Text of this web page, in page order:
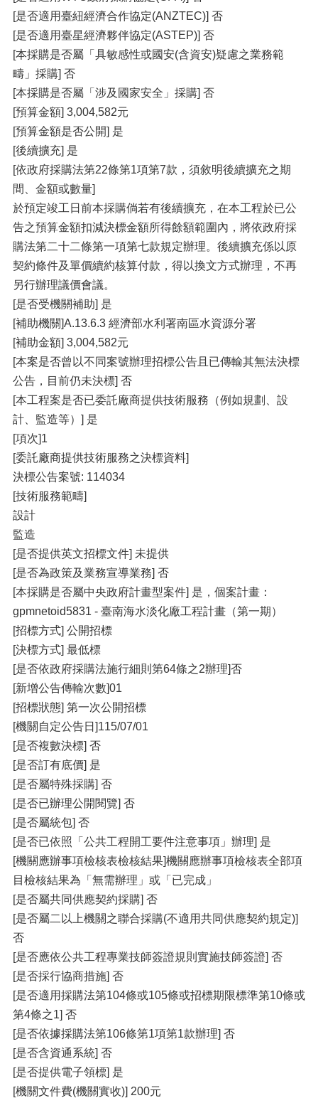
[是否適用臺紐經濟合作協定(ANZTEC)] 否
[是否適用臺星經濟夥伴協定(ASTEP)] 否
[本採購是否屬「具敏感性或國安(含資安)疑慮之業務範
疇」採購] 否
[本採購是否屬「涉及國家安全」採購] 否
[預算金額] 3,004,582元
[預算金額是否公開] 是
[後續擴充] 是
[依政府採購法第22條第1項第7款，須敘明後續擴充之期
間、金額或數量]
於預定竣工日前本採購倘若有後續擴充，在本工程於已公
告之預算金額扣減決標金額所得餘額範圍內，將依政府採
購法第二十二條第一項第七款規定辦理。後續擴充係以原
契約條件及單價續約核算付款，得以換文方式辦理，不再
另行辦理議價會議。
[是否受機關補助] 是
[補助機關]A.13.6.3 經濟部水利署南區水資源分署
[補助金額] 3,004,582元
[本案是否曾以不同案號辦理招標公告且已傳輸其無法決標
公告，目前仍未決標] 否
[本工程案是否已委託廠商提供技術服務（例如規劃、設
計、監造等）] 是
[項次]1
[委託廠商提供技術服務之決標資料]
決標公告案號: 114034
[技術服務範疇]
設計
監造
[是否提供英文招標文件] 未提供
[是否為政策及業務宣導業務] 否
[本採購是否屬中央政府計畫型案件] 是，個案計畫：
gpmnetoid5831 - 臺南海水淡化廠工程計畫（第一期）
[招標方式] 公開招標
[決標方式] 最低標
[是否依政府採購法施行細則第64條之2辦理]否
[新增公告傳輸次數]01
[招標狀態] 第一次公開招標
[機關自定公告日]115/07/01
[是否複數決標] 否
[是否訂有底價] 是
[是否屬特殊採購] 否
[是否已辦理公開閱覽] 否
[是否屬統包] 否
[是否已依照「公共工程開工要件注意事項」辦理] 是
[機關應辦事項檢核表檢核結果]機關應辦事項檢核表全部項
目檢核結果為「無需辦理」或「已完成」
[是否屬共同供應契約採購] 否
[是否屬二以上機關之聯合採購(不適用共同供應契約規定)]
否
[是否應依公共工程專業技師簽證規則實施技師簽證] 否
[是否採行協商措施] 否
[是否適用採購法第104條或105條或招標期限標準第10條或
第4條之1] 否
[是否依據採購法第106條第1項第1款辦理] 否
[是否含資通系統] 否
[是否提供電子領標] 是
[機關文件費(機關實收)] 200元